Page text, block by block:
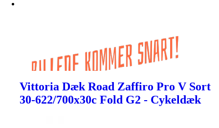
Vittoria Dæk Road Zaffiro Pro V Sort
30-622/700x30c Fold G2 - Cykeldæk